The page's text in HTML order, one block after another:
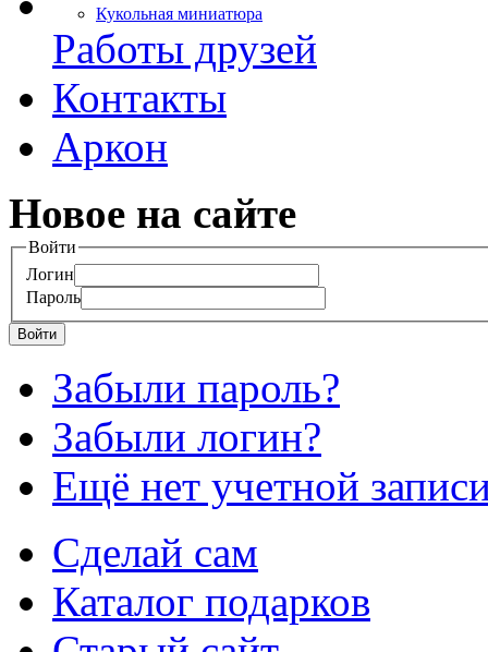
Кукольная миниатюра
Работы друзей
Контакты
Аркон
Новое на сайте
Войти
Логин
Пароль
Войти
Забыли пароль?
Забыли логин?
Ещё нет учетной
Сделай сам
Каталог подарков